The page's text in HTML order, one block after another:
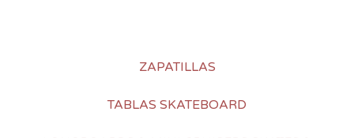
ZAPATILLAS
TABLAS SKATEBOARD